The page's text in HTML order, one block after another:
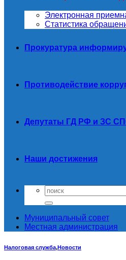
Электронная
Статистика
Прокуратура
Противодействие
Депутаты ГД РФ и ЗС
Наши достижения
Муниципальный совет
Местная администрация
Налоговая служба,Новости